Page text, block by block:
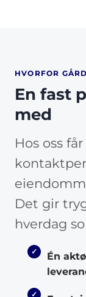
HVORFOR
En fast
med
Hos oss
Det gir
hverdag
Én